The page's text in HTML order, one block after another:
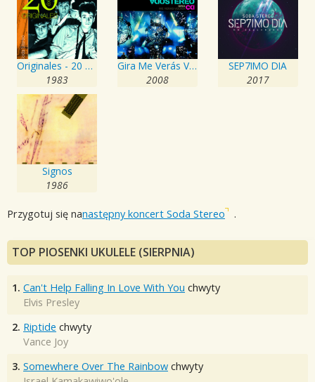
Originales - 20 Exitos
1983
Gira Me Verás Volver
2008
SEP7IMO DIA
2017
Signos
1986
Przygotuj się nanastępny koncert Soda Stereo .
TOP PIOSENKI UKULELE (SIERPNIA)
1. Can't Help Falling In Love With You chwyty
Elvis Presley
2. Riptide chwyty
Vance Joy
3. Somewhere Over The Rainbow chwyty